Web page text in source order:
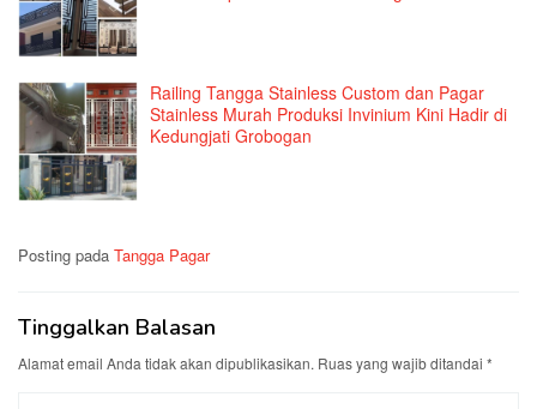
Railing Tangga Stainless Custom dan Pagar
Stainless Murah Produksi Invinium Kini Hadir di
Kedungjati Grobogan
Posting pada Tangga Pagar
Tinggalkan Balasan
Alamat email Anda tidak akan dipublikasikan. Ruas yang wajib ditandai *